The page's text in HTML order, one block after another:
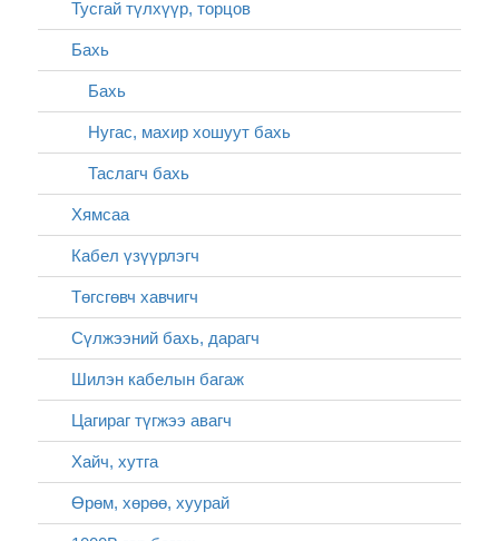
Тусгай түлхүүр, торцов
Бахь
Бахь
Нугас, махир хошуут бахь
Таслагч бахь
Хямсаа
Кабел үзүүрлэгч
Төгсгөвч хавчигч
Сүлжээний бахь, дарагч
Шилэн кабелын багаж
Цагираг түгжээ авагч
Хайч, хутга
Өрөм, хөрөө, хуурай